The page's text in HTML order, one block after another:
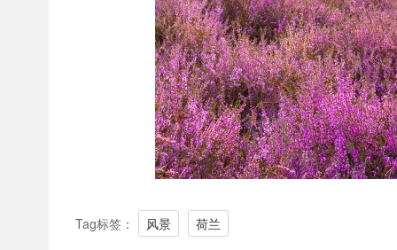
Tag标签： 风景 荷兰